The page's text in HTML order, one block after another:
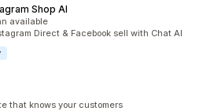
Shop AI
available
Direct & Facebook sell with Chat AI
that knows your customers